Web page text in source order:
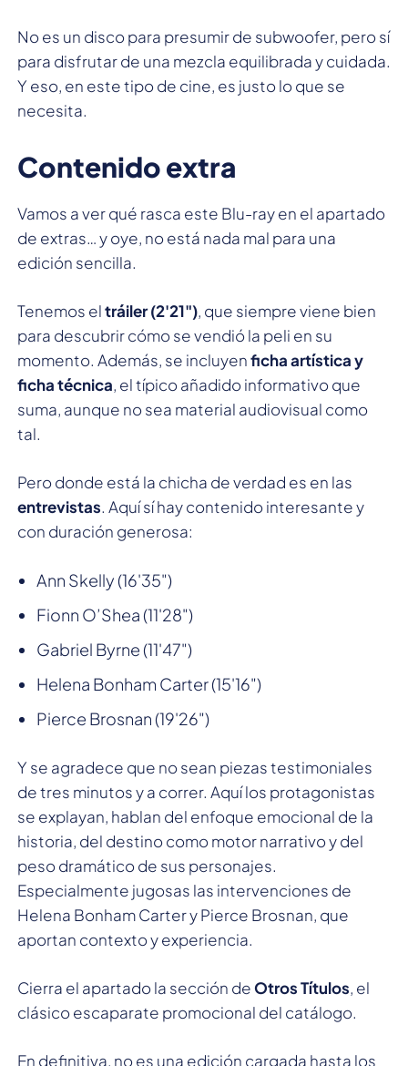
No es un disco para presumir de subwoofer, pero sí
para disfrutar de una mezcla equilibrada y cuidada.
Y eso, en este tipo de cine, es justo lo que se
necesita.
Contenido extra
Vamos a ver qué rasca este Blu-ray en el apartado
de extras… y oye, no está nada mal para una
edición sencilla.
Tenemos eltráiler (2'21"), que siempre viene bien
para descubrir cómo se vendió la peli en su
momento. Además, se incluyenficha artística y
ficha técnica, el típico añadido informativo que
suma, aunque no sea material audiovisual como
tal.
Pero donde está la chicha de verdad es en las
entrevistas. Aquí sí hay contenido interesante y
con duración generosa:
Ann Skelly (16'35")
Fionn O’Shea (11'28")
Gabriel Byrne (11'47")
Helena Bonham Carter (15'16")
Pierce Brosnan (19'26")
Y se agradece que no sean piezas testimoniales
de tres minutos y a correr. Aquí los protagonistas
se explayan, hablan del enfoque emocional de la
historia, del destino como motor narrativo y del
peso dramático de sus personajes.
Especialmente jugosas las intervenciones de
Helena Bonham Carter y Pierce Brosnan, que
aportan contexto y experiencia.
Cierra el apartado la sección deOtros Títulos, el
clásico escaparate promocional del catálogo.
En definitiva, no es una edición cargada hasta los